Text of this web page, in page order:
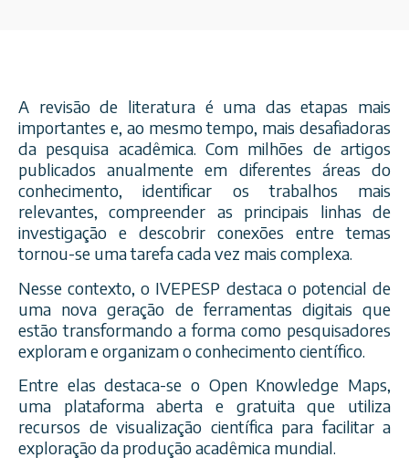
A revisão de literatura é uma das etapas mais
importantes e, ao mesmo tempo, mais desafiadoras
da pesquisa acadêmica. Com milhões de artigos
publicados anualmente em diferentes áreas do
conhecimento, identificar os trabalhos mais
relevantes, compreender as principais linhas de
investigação e descobrir conexões entre temas
tornou-se uma tarefa cada vez mais complexa.
Nesse contexto, o IVEPESP destaca o potencial de
uma nova geração de ferramentas digitais que
estão transformando a forma como pesquisadores
exploram e organizam o conhecimento científico.
Entre elas destaca-se o Open Knowledge Maps,
uma plataforma aberta e gratuita que utiliza
recursos de visualização científica para facilitar a
exploração da produção acadêmica mundial.